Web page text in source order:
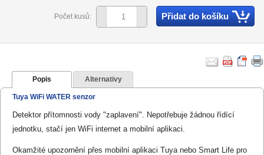
Počet kusů: Přidat do košíku
Popis Alternativy
Tuya WiFi WATER senzor
Detektor přítomnosti vody "zaplavení". Nepotřebuje žádnou řídící
jednotku, stačí jen WiFi internet a mobilní aplikaci.
Okamžité upozornění přes mobilní aplikaci Tuya nebo Smart Life pro